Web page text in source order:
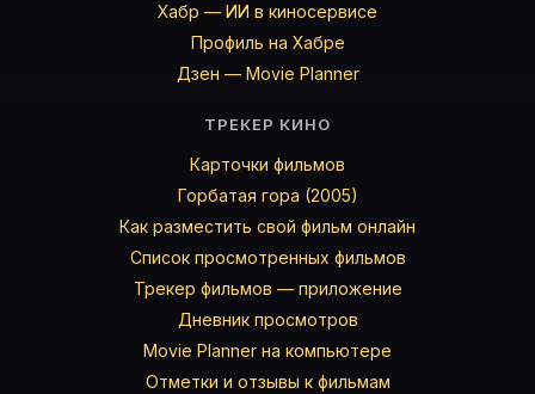
Хабр — ИИ в киносервисе
Профиль на Хабре
Дзен — Movie Planner
ТРЕКЕР КИНО
Карточки фильмов
Горбатая гора (2005)
Как разместить свой фильм онлайн
Список просмотренных фильмов
Трекер фильмов — приложение
Дневник просмотров
Movie Planner на компьютере
Отметки и отзывы к фильмам